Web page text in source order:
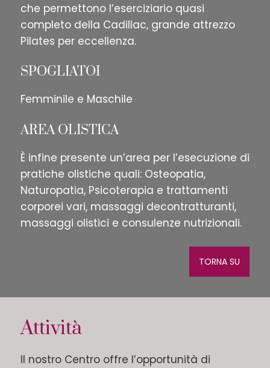
che permettono l’eserciziario quasi
completo della Cadillac, grande attrezzo
Pilates per eccellenza.
SPOGLIATOI
Femminile e Maschile
AREA OLISTICA
È infine presente un’area per l’esecuzione di
pratiche olistiche quali: Osteopatia,
Naturopatia, Psicoterapia e trattamenti
corporei vari, massaggi decontratturanti,
massaggi olistici e consulenze nutrizionali.
TORNA SU
Attività
Il nostro Centro offre l’opportunità di